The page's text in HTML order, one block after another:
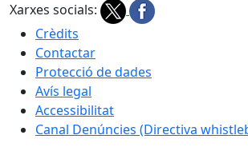
Xarxes socials:
Crèdits
Contactar
Protecció de dades
Avís legal
Accessibilitat
Canal Denúncies (Directiva